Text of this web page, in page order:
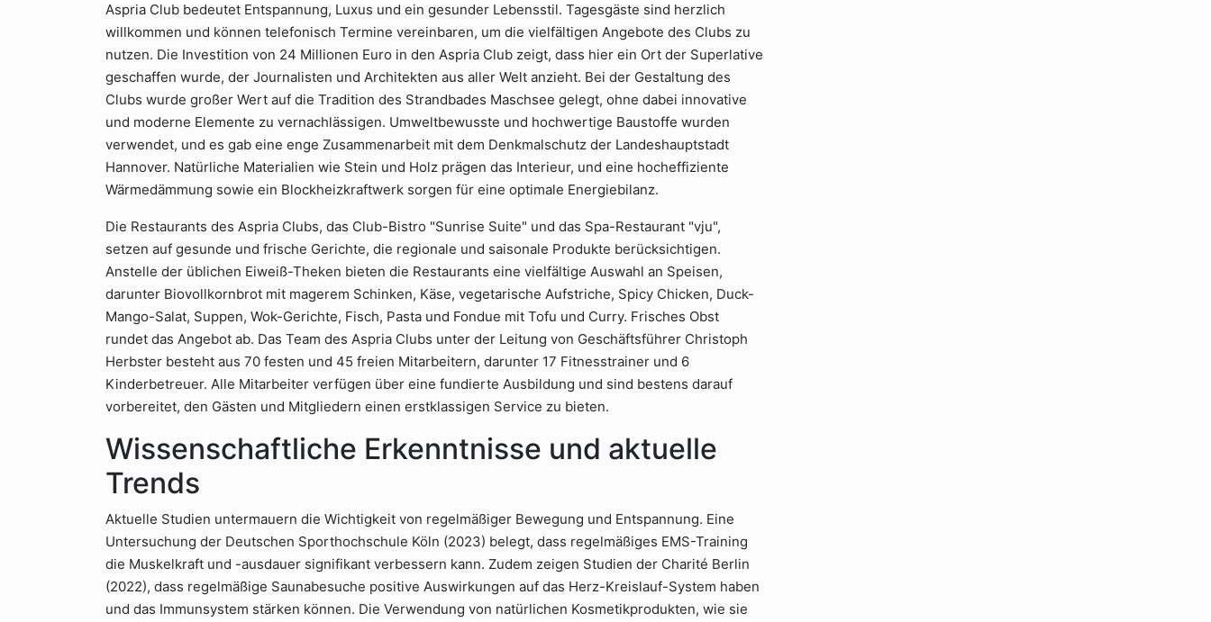
Aspria Club bedeutet Entspannung, Luxus und ein gesunder Lebensstil. Tagesgäste sind herzlich
willkommen und können telefonisch Termine vereinbaren, um die vielfältigen Angebote des Clubs zu
nutzen. Die Investition von 24 Millionen Euro in den Aspria Club zeigt, dass hier ein Ort der Superlative
geschaffen wurde, der Journalisten und Architekten aus aller Welt anzieht. Bei der Gestaltung des
Clubs wurde großer Wert auf die Tradition des Strandbades Maschsee gelegt, ohne dabei innovative
und moderne Elemente zu vernachlässigen. Umweltbewusste und hochwertige Baustoffe wurden
verwendet, und es gab eine enge Zusammenarbeit mit dem Denkmalschutz der Landeshauptstadt
Hannover. Natürliche Materialien wie Stein und Holz prägen das Interieur, und eine hocheffiziente
Wärmedämmung sowie ein Blockheizkraftwerk sorgen für eine optimale Energiebilanz.
Die Restaurants des Aspria Clubs, das Club-Bistro "Sunrise Suite" und das Spa-Restaurant "vju",
setzen auf gesunde und frische Gerichte, die regionale und saisonale Produkte berücksichtigen.
Anstelle der üblichen Eiweiß-Theken bieten die Restaurants eine vielfältige Auswahl an Speisen,
darunter Biovollkornbrot mit magerem Schinken, Käse, vegetarische Aufstriche, Spicy Chicken, Duck-
Mango-Salat, Suppen, Wok-Gerichte, Fisch, Pasta und Fondue mit Tofu und Curry. Frisches Obst
rundet das Angebot ab. Das Team des Aspria Clubs unter der Leitung von Geschäftsführer Christoph
Herbster besteht aus 70 festen und 45 freien Mitarbeitern, darunter 17 Fitnesstrainer und 6
Kinderbetreuer. Alle Mitarbeiter verfügen über eine fundierte Ausbildung und sind bestens darauf
vorbereitet, den Gästen und Mitgliedern einen erstklassigen Service zu bieten.
Wissenschaftliche Erkenntnisse und aktuelle
Trends
Aktuelle Studien untermauern die Wichtigkeit von regelmäßiger Bewegung und Entspannung. Eine
Untersuchung der Deutschen Sporthochschule Köln (2023) belegt, dass regelmäßiges EMS-Training
die Muskelkraft und -ausdauer signifikant verbessern kann. Zudem zeigen Studien der Charité Berlin
(2022), dass regelmäßige Saunabesuche positive Auswirkungen auf das Herz-Kreislauf-System haben
und das Immunsystem stärken können. Die Verwendung von natürlichen Kosmetikprodukten, wie sie